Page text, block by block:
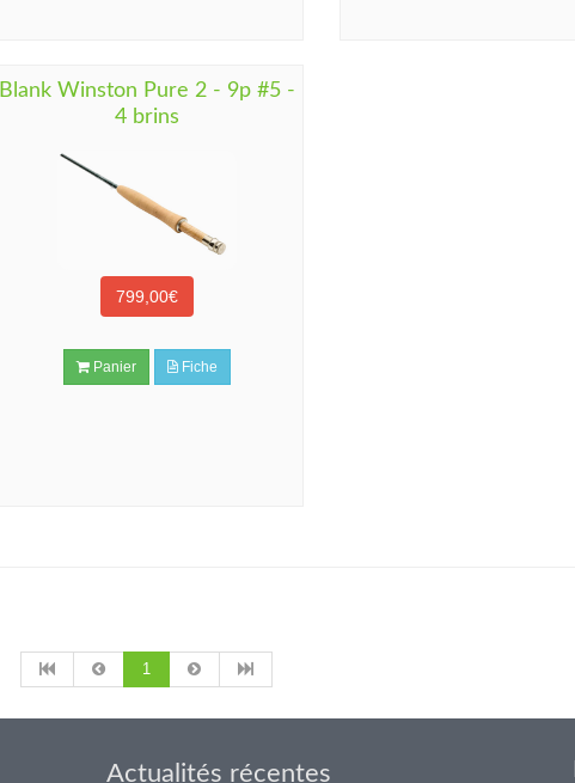
Blank Winston Pure 2 - 9p #5 -
4 brins
799,00€
Panier Fiche
1
Actualités récentes